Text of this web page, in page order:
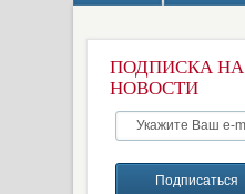
ПОДПИСКА НА
НОВОСТИ